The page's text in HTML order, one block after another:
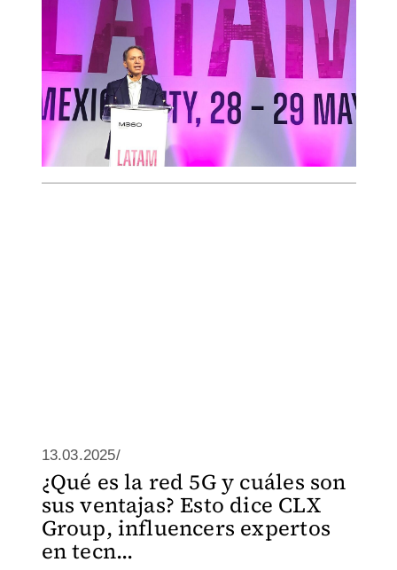
13.03.2025/
¿Qué es la red 5G y cuáles son
sus ventajas? Esto dice CLX
Group, influencers expertos
en tecn...